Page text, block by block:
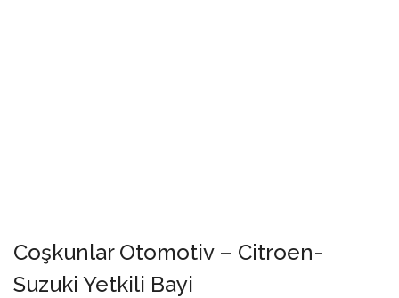
Coşkunlar Otomotiv – Citroen-
Suzuki Yetkili Bayi